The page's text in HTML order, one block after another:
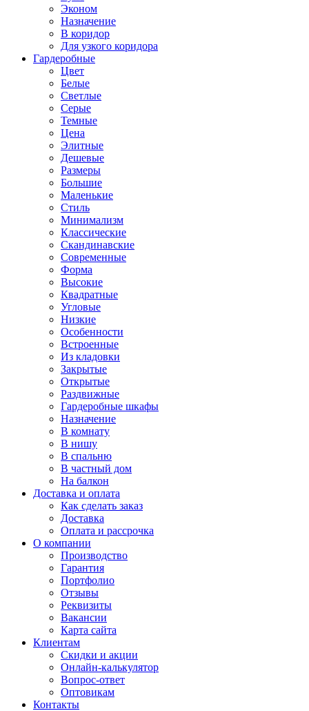
Эконом
Назначение
В коридор
Для узкого коридора
Гардеробные
Цвет
Белые
Светлые
Серые
Темные
Цена
Элитные
Дешевые
Размеры
Большие
Маленькие
Стиль
Минимализм
Классические
Скандинавские
Современные
Форма
Высокие
Квадратные
Угловые
Низкие
Особенности
Встроенные
Из кладовки
Закрытые
Открытые
Раздвижные
Гардеробные шкафы
Назначение
В комнату
В нишу
В спальню
В частный дом
На балкон
Доставка и оплата
Как сделать заказ
Доставка
Оплата и рассрочка
О компании
Производство
Гарантия
Портфолио
Отзывы
Реквизиты
Вакансии
Карта сайта
Клиентам
Скидки и акции
Онлайн-калькулятор
Вопрос-ответ
Оптовикам
Контакты